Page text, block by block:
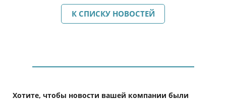
К СПИСКУ НОВОСТЕЙ
Хотите, чтобы новости вашей компании были